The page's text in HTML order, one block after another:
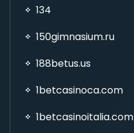
134
150gimnasium.ru
188betus.us
1betcasinoca.com
1betcasinoitalia.com